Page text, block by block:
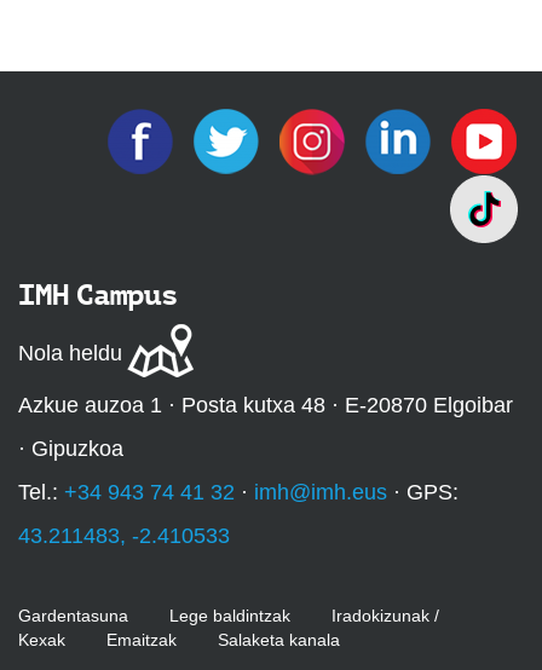
IMH Campus
Nola heldu
Azkue auzoa 1 · Posta kutxa 48 · E-20870 Elgoibar
· Gipuzkoa
Tel.: +34 943 74 41 32 · imh@imh.eus · GPS:
43.211483, -2.410533
Gardentasuna Lege baldintzak
Iradokizunak /
Kexak
Emaitzak Salaketa kanala